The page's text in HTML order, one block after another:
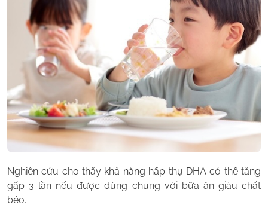
Nghiên cứu cho thấy khả năng hấp thụ DHA có thể tăng
gấp 3 lần nếu được dùng chung với bữa ăn giàu chất
béo.